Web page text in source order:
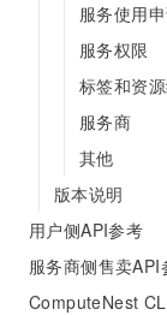
服务使用
服务权限
标签和资
服务商
其他
版本说明
用户侧API参考
服务商侧售卖API
ComputeNest